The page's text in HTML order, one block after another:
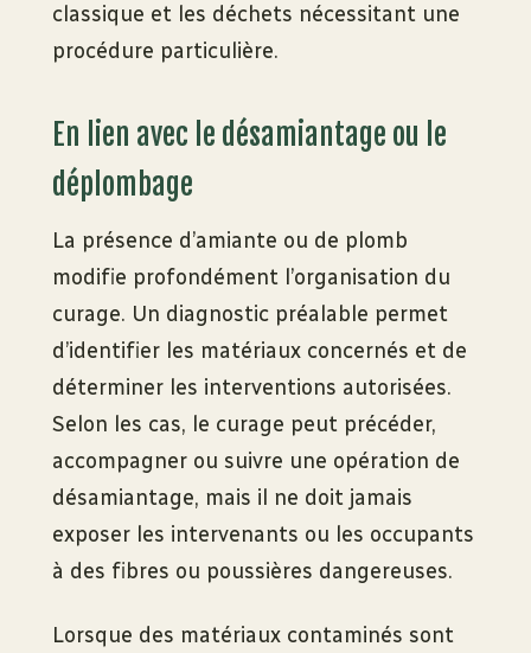
classique et les déchets nécessitant une
procédure particulière.
En lien avec le désamiantage ou le
déplombage
La présence d’amiante ou de plomb
modifie profondément l’organisation du
curage. Un diagnostic préalable permet
d’identifier les matériaux concernés et de
déterminer les interventions autorisées.
Selon les cas, le curage peut précéder,
accompagner ou suivre une opération de
désamiantage, mais il ne doit jamais
exposer les intervenants ou les occupants
à des fibres ou poussières dangereuses.
Lorsque des matériaux contaminés sont